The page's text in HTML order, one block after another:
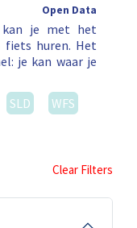
Open Data
kan je met het
fiets huren. Het
je kan waar je
SLD
WFS
Clear Filters